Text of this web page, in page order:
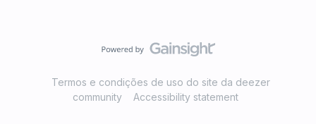
Termos e condições de uso do site da deezer
community
Accessibility statement